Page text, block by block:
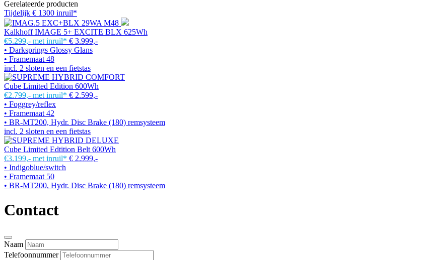
Gerelateerde producten
Tijdelijk € 1300 inruil*
Kalkhoff IMAGE 5+ EXCITE BLX 625Wh
€5.299,- met inruil* € 3.999,-
• Darksprings Glossy Glans
• Framemaat 48
incl. 2 sloten en een fietstas
Cube Limited Edition 600Wh
€2.799,- met inruil* € 2.599,-
• Foggrey/reflex
• Framemaat 42
• BR-MT200, Hydr. Disc Brake (180) remsysteem
incl. 2 sloten en een fietstas
Cube Limited Edtition Belt 600Wh
€3.199,- met inruil* € 2.999,-
• Indigoblue/switch
• Framemaat 50
• BR-MT200, Hydr. Disc Brake (180) remsysteem
Contact
Naam
Telefoonnummer